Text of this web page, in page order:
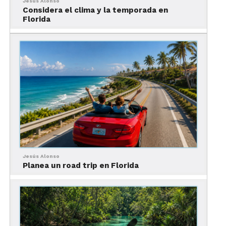
Acceso completo al parque temático
durante todo el día.
Acceso Express al Studio
Tour
Entrada rápida al legendario recorrido detrás de
cámaras de Universal Studios Hollywood.
Compra segura
Considera el clima y la temporada en
Florida
Jesús Alonso
Planea un road trip en Florida